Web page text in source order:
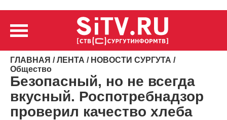
ГЛАВНАЯ /ЛЕНТА / НОВОСТИ СУРГУТА /
Общество
Безопасный, но не всегда
вкусный. Роспотребнадзор
проверил качество хлеба